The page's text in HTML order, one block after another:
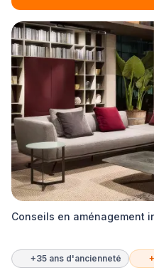
Conseils en aménagement
+35 ans d'ancienneté